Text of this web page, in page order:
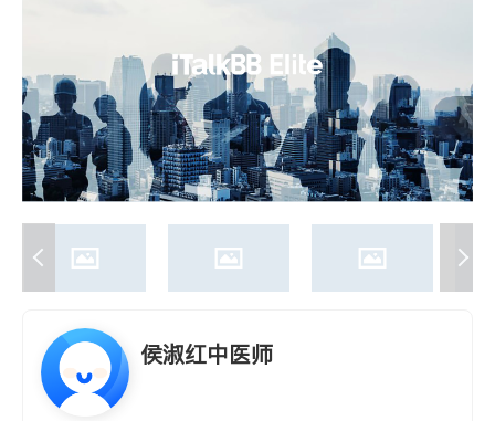
养老 非盈利组织
侯淑红中医师